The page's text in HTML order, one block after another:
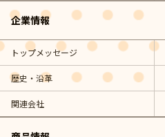
企業情報
トップメッセージ
歴史・沿革
関連会社